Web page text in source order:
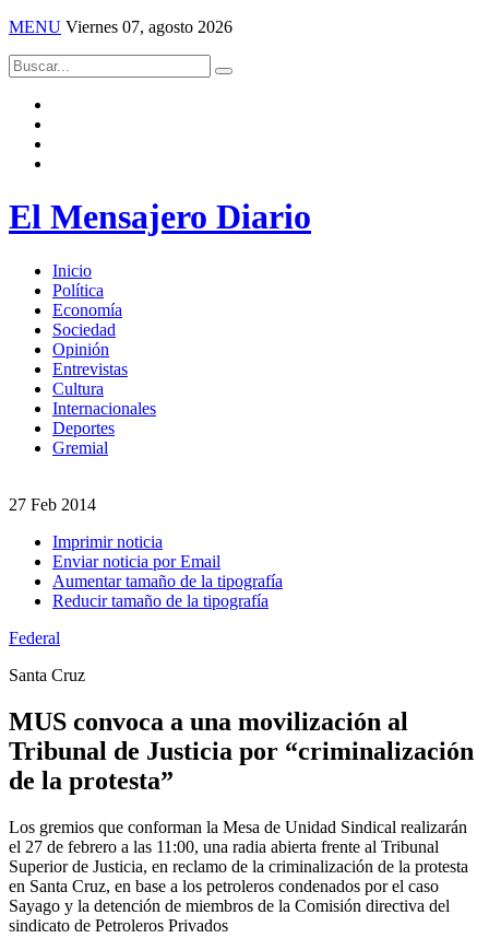
MENU Viernes 07, agosto 2026
El Mensajero Diario
Inicio
Política
Economía
Sociedad
Opinión
Entrevistas
Cultura
Internacionales
Deportes
Gremial
27 Feb 2014
Imprimir noticia
Enviar noticia por Email
Aumentar tamaño de la tipografía
Reducir tamaño de la tipografía
Federal
Santa Cruz
MUS convoca a una movilización al
Tribunal de Justicia por “criminalización
de la protesta”
Los gremios que conforman la Mesa de Unidad Sindical realizarán
el 27 de febrero a las 11:00, una radia abierta frente al Tribunal
Superior de Justicia, en reclamo de la criminalización de la protesta
en Santa Cruz, en base a los petroleros condenados por el caso
Sayago y la detención de miembros de la Comisión directiva del
sindicato de Petroleros Privados